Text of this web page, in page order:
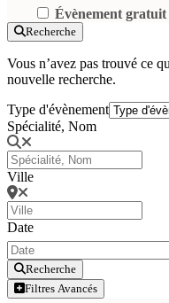
Évènement gratuit
Recherche
Vous n’avez pas trouvé ce
nouvelle recherche.
Type d'évènement
Spécialité, Nom
Ville
Date
Recherche
Filtres Avancés